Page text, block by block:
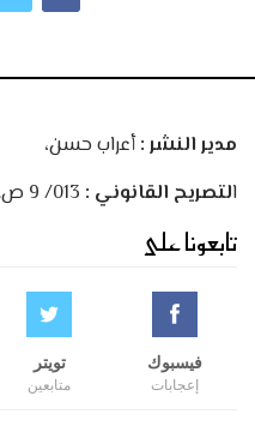
مدير النشر :أعراب حسن،
التصريح القانوني :
تابعونا على
فيسبوك
إعجابات
تويتر
متابعين